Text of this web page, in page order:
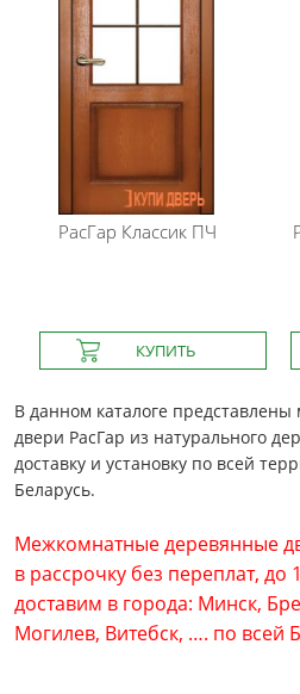
РасГар Классик ПЧ
В данном каталоге
двери РасГар из натурального
доставку и установку по всей
Беларусь.
Межкомнатные деревянные
в рассрочку без переплат,
доставим в города: Минск,
Могилев, Витебск, …. по всей